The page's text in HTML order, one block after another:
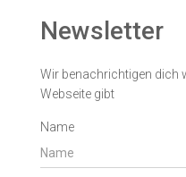
Newsletter
Wir benachrichtigen dich
Webseite gibt
Name